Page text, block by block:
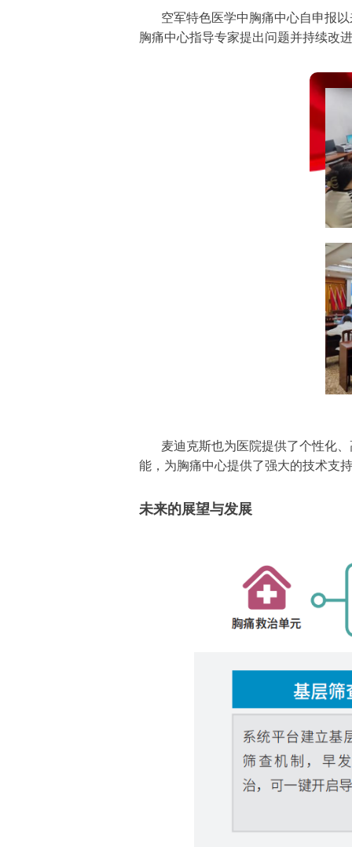
空军特色医学中胸痛中心自申报
胸痛中心指导专家提出问题并持续改
麦迪克斯也为医院提供了个性化
能，为胸痛中心提供了强大的技术支
未来的展望与发展